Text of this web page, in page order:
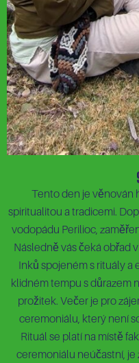
Tento den je věnován
spiritualitou a tradicemi.
vodopádu Perilioc,
Následně vás čeká obřad
Inků spojeném s rituály a
klidném tempu s důrazem
prožitek. Večer je pro
ceremoniálu, který není
Rituál se platí na místě
ceremoniálu neúčastní,